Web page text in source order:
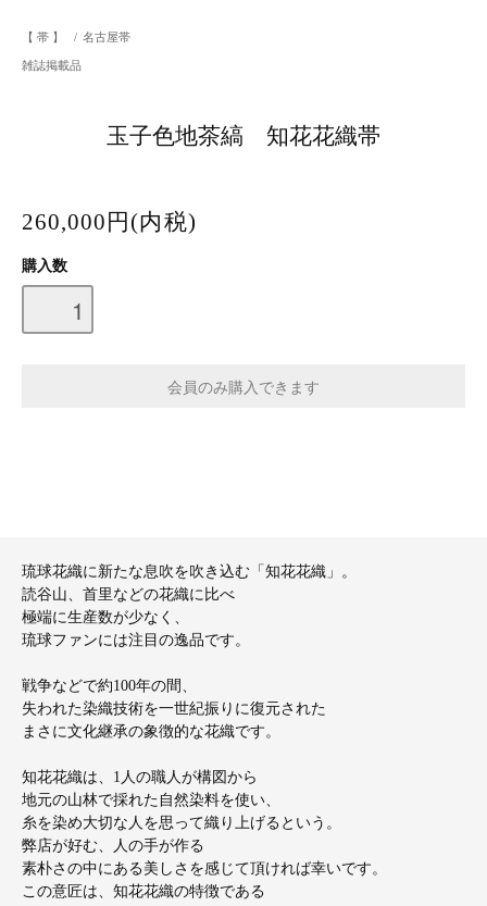
【 帯 】 / 名古屋帯
雑誌掲載品
玉子色地茶縞 知花花織帯
260,000円(内税)
購入数
琉球花織に新たな息吹を吹き込む「知花花織」。
読谷山、首里などの花織に比べ
極端に生産数が少なく、
琉球ファンには注目の逸品です。
戦争などで約100年の間、
失われた染織技術を一世紀振りに復元された
まさに文化継承の象徴的な花織です。
知花花織は、1人の職人が構図から
地元の山林で採れた自然染料を使い、
糸を染め大切な人を思って織り上げるという。
弊店が好む、人の手が作る
素朴さの中にある美しさを感じて頂ければ幸いです。
この意匠は、知花花織の特徴である